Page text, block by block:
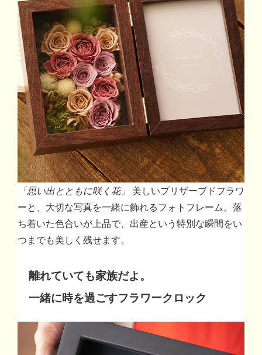
「思い出とともに咲く花」
美しいプリザーブドフラワ
ーと、大切な写真を一緒に飾れるフォトフレーム。落
ち着いた色合いが上品で、出産という特別な瞬間をい
つまでも美しく残せます。
離れていても家族だよ。
一緒に時を過ごすフラワークロック